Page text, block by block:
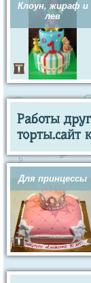
Клоун, жираф и
лев
Работы
торты.сайт
Для принцессы